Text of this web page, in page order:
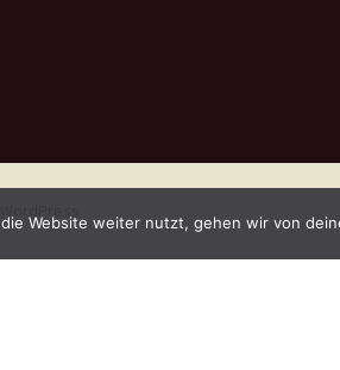
Website weiter nutzt, gehen wir von